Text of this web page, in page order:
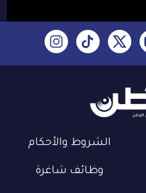
الشروط والأحكام
وظائف شاغرة